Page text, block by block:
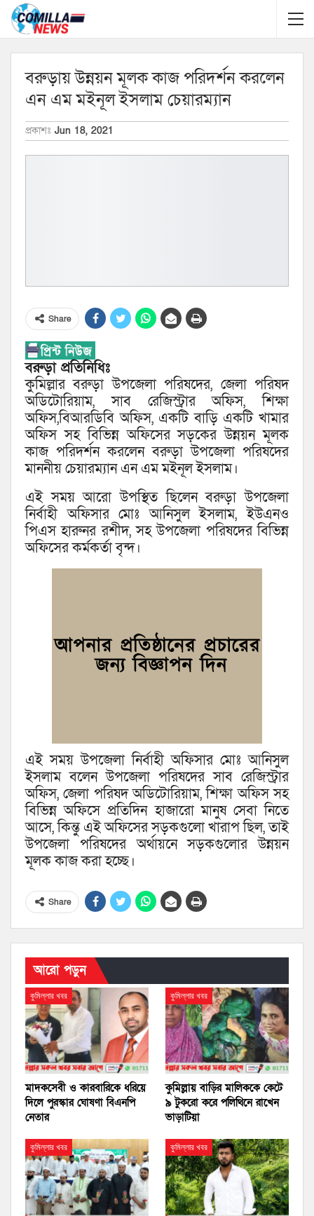
বরুড়ায় উন্নয়ন মূলক কাজ পরিদর্শন করলেন
এন এম মইনূল ইসলাম চেয়ারম্যান
প্রকাশঃ Jun 18, 2021
Share
বরুড়া প্রতিনিধিঃ
কুমিল্লার বরুড়া উপজেলা পরিষদের, জেলা পরিষদ
অডিটোরিয়াম, সাব রেজিস্ট্রার অফিস, শিক্ষা
অফিস,বিআরডিবি অফিস, একটি বাড়ি একটি খামার
অফিস সহ বিভিন্ন অফিসের সড়কের উন্নয়ন মূলক
কাজ পরিদর্শন করলেন বরুড়া উপজেলা পরিষদের
মাননীয় চেয়ারম্যান এন এম মইনূল ইসলাম।
এই সময় আরো উপস্থিত ছিলেন বরুড়া উপজেলা
নির্বাহী অফিসার মোঃ আনিসুল ইসলাম, ইউএনও
পিএস হারুনর রশীদ, সহ উপজেলা পরিষদের বিভিন্ন
অফিসের কর্মকর্তা বৃন্দ।
এই সময় উপজেলা নির্বাহী অফিসার মোঃ আনিসুল
ইসলাম বলেন উপজেলা পরিষদের সাব রেজিস্ট্রার
অফিস, জেলা পরিষদ অডিটোরিয়াম, শিক্ষা অফিস সহ
বিভিন্ন অফিসে প্রতিদিন হাজারো মানুষ সেবা নিতে
আসে, কিন্তু এই অফিসের সড়কগুলো খারাপ ছিল, তাই
উপজেলা পরিষদের অর্থায়নে সড়কগুলোর উন্নয়ন
মূলক কাজ করা হচ্ছে।
Share
আরো পড়ুন
কুমিল্লার খবর
মাদকসেবী ও কারবারিকে ধরিয়ে
দিলে পুরস্কার ঘোষণা বিএনপি
নেতার
কুমিল্লার খবর
কুমিল্লায় বাড়ির মালিককে কেটে
৯ টুকরো করে পলিথিনে রাখেন
ভাড়াটিয়া
কুমিল্লার খবর কুমিল্লার খবর